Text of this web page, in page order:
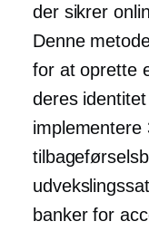
der sikrer
Denne
for at oprette
deres
implementere
banker for